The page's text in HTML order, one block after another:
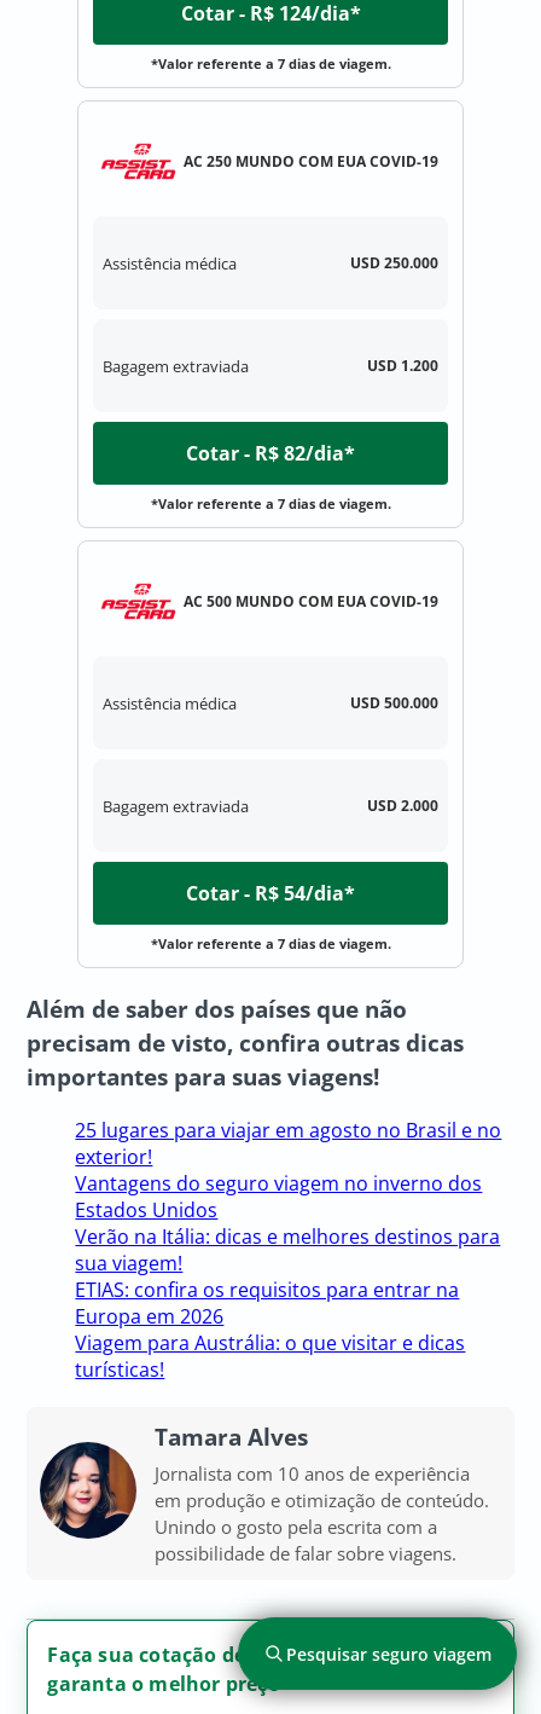
Cotar - R$ 124/dia*
*Valor referente a 7 dias de viagem.
AC 250 MUNDO COM EUA COVID-19
Assistência médica USD 250.000
Bagagem extraviada USD 1.200
Cotar - R$ 82/dia*
*Valor referente a 7 dias de viagem.
AC 500 MUNDO COM EUA COVID-19
Assistência médica USD 500.000
Bagagem extraviada USD 2.000
Cotar - R$ 54/dia*
*Valor referente a 7 dias de viagem.
Além de saber dos países que não
precisam de visto, confira outras dicas
importantes para suas viagens!
25 lugares para viajar em agosto no Brasil e no
exterior!
Vantagens do seguro viagem no inverno dos
Estados Unidos
Verão na Itália: dicas e melhores destinos para
sua viagem!
ETIAS: confira os requisitos para entrar na
Europa em 2026
Viagem para Austrália: o que visitar e dicas
turísticas!
Tamara Alves
Jornalista com 10 anos de experiência
em produção e otimização de conteúdo.
Unindo o gosto pela escrita com a
possibilidade de falar sobre viagens.
Faça sua cotação de seguro viagem e
garanta o melhor preço
Pesquisar seguro viagem